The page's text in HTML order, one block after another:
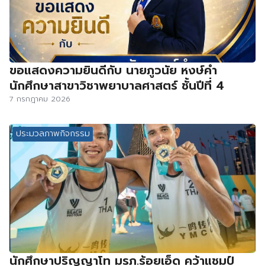
ขอแสดงความยินดีกับ นายภูวนัย หงษ์คำ
นักศึกษาสาขาวิชาพยาบาลศาสตร์ ชั้นปีที่ 4
7 กรกฎาคม 2026
ประมวลภาพกิจกรรม
นักศึกษาปริญญาโท มรภ.ร้อยเอ็ด คว้าแชมป์